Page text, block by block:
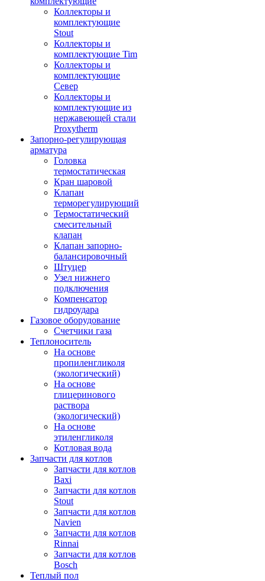
Коллекторы и
комплектующие
Stout
Коллекторы и
комплектующие Tim
Коллекторы и
комплектующие
Север
Коллекторы и
комплектующие из
нержавеющей стали
Proxytherm
Запорно-регулирующая
арматура
Головка
термостатическая
Кран шаровой
Клапан
терморегулирующий
Термостатический
смесительный
клапан
Клапан запорно-
балансировочный
Штуцер
Узел нижнего
подключения
Компенсатор
гидроудара
Газовое оборудование
Счетчики газа
Теплоноситель
На основе
пропиленгликоля
(экологический)
На основе
глицеринового
раствора
(экологический)
На основе
этиленгликоля
Котловая вода
Запчасти для котлов
Запчасти для котлов
Baxi
Запчасти для котлов
Stout
Запчасти для котлов
Navien
Запчасти для котлов
Rinnai
Запчасти для котлов
Bosch
Теплый пол